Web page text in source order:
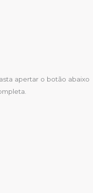
apertar o botão abaixo